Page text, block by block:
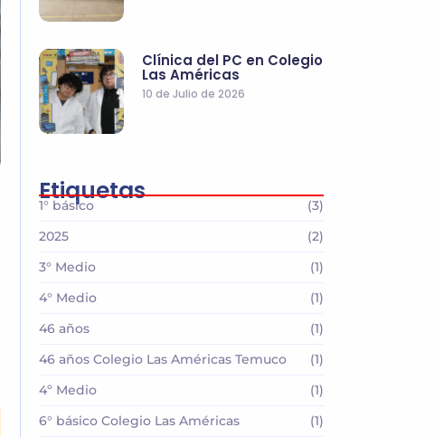
Clínica del PC en Colegio
Las Américas
10 de Julio de 2026
Etiquetas
1° básico
(3)
2025
(2)
3° Medio
(1)
4° Medio
(1)
46 años
(1)
46 años Colegio Las Américas Temuco
(1)
4º Medio
(1)
6° básico Colegio Las Américas
(1)